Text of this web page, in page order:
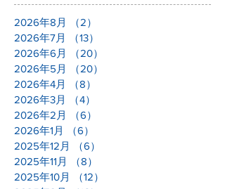
アーカイブ
2026年8月 （2）
2026年7月
（13）
2026年6月
（20）
2026年5月
（20）
2026年4月
（8）
2026年3月
（4）
2026年2月
（6）
2026年1月 （6）
2025年12月
（6）
2025年11月
（8）